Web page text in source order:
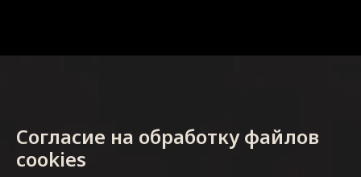
Согласие на обработку файлов
cookies